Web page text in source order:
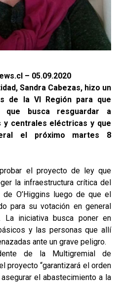
– 05.09.2020
Sandra Cabezas, hizo un
de la VI Región para que
que busca resguardar a
y centrales eléctricas y que
el próximo martes 8
el proyecto de ley que
la infraestructura crítica del
O’Higgins luego de que el
para su votación en general
La iniciativa busca poner en
y las personas que allí
ante un grave peligro.
de la Multigremial de
proyecto “garantizará el orden
el abastecimiento a la